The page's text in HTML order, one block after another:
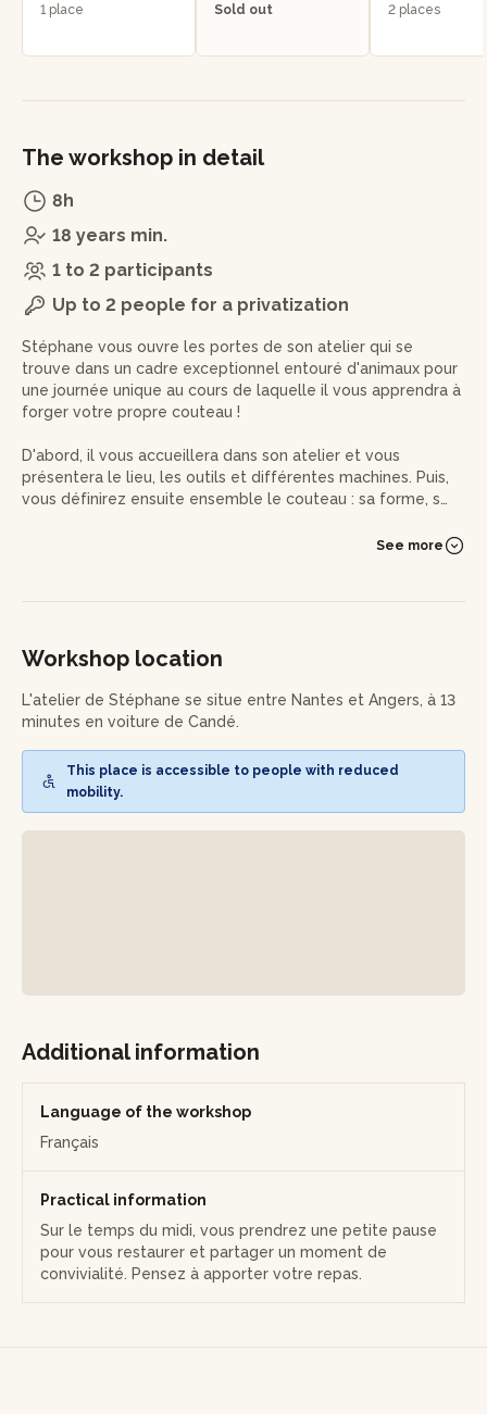
1 place
Sold out
2 places
The workshop in detail
8h
18 years min.
1 to 2 participants
Up to 2 people for a privatization
Stéphane vous ouvre les portes de son atelier qui se
trouve dans un cadre exceptionnel entouré d'animaux pour
une journée unique au cours de laquelle il vous apprendra à
forger votre propre couteau !
D'abord, il vous accueillera dans son atelier et vous
présentera le lieu, les outils et différentes machines. Puis,
vous définirez ensuite ensemble le couteau : sa forme, son
couteau et vous initiant aux différents traitements
technique du stock removal.
Viendra alors la création du manche (selon le type de
couteau que vous aurez choisi) en plaquettes bois. Vous
Vous repartirez de cet atelier avec votre propre couteau
See more
Workshop location
L'atelier de Stéphane se situe entre Nantes et Angers, à 13
minutes en voiture de Candé.
This place is accessible to people with reduced
mobility.
Additional information
Language of the workshop
Français
Practical information
Sur le temps du midi, vous prendrez une petite pause
pour vous restaurer et partager un moment de
convivialité. Pensez à apporter votre repas.